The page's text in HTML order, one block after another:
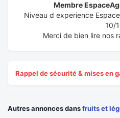
Membre
Niveau d experience
10/
Merci de bien lire nos
Rappel de sécurité & mises en
Autres annonces dansfruits et